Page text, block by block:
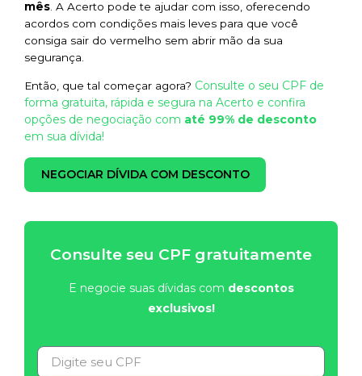
mês . A Acerto pode te ajudar com isso, oferecendo
acordos com condições mais leves para que você
consiga sair do vermelho sem abrir mão da sua
segurança.
Então, que tal começar agora? Consulte o seu CPF de
forma gratuita, rápida e segura na Acerto e confira
opções de negociação com até 99% de desconto
em sua dívida!
NEGOCIAR DÍVIDA COM DESCONTO
Consulte seu CPF gratuitamente
E negocie suas dívidas com descontos
exclusivos!